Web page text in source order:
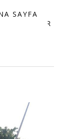
KAYITLAR
SAYFA